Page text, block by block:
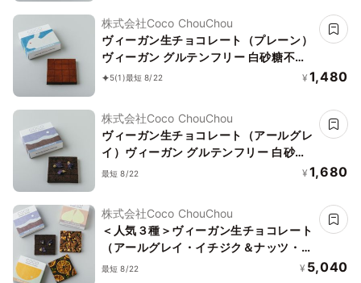
株式会社Coco ChouChou
ヴィーガン生チョコレート（プレーン）
ヴィーガン グルテンフリー 白砂糖不使
用5(1)最短 8/22 ¥ 1,480
株式会社Coco ChouChou
ヴィーガン生チョコレート（アールグレ
イ）ヴィーガン グルテンフリー 白砂糖
不使用
最短 8/22 ¥ 1,680
株式会社Coco ChouChou
＜人気３種＞ヴィーガン生チョコレート
（アールグレイ・イチジク＆ナッツ・マ
ンダリンオレンジ）ヴィーガン グルテ
最短 8/22 ¥ 5,040